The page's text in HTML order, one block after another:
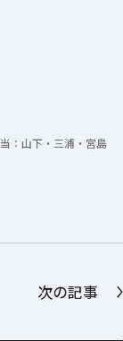
：山下・三浦・宮島
次の記事